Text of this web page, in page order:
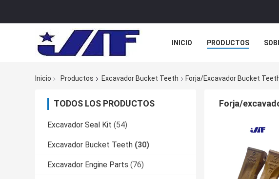
INICIO PRODUCTOS
Inicio
Productos Excavador Bucket Teeth Forja/excavador Bucket
TODOS LOS PRODUCTOS
Excavador Seal Kit (54)
Excavador Bucket Teeth (30)
Excavador Engine Parts (76)
Forja/